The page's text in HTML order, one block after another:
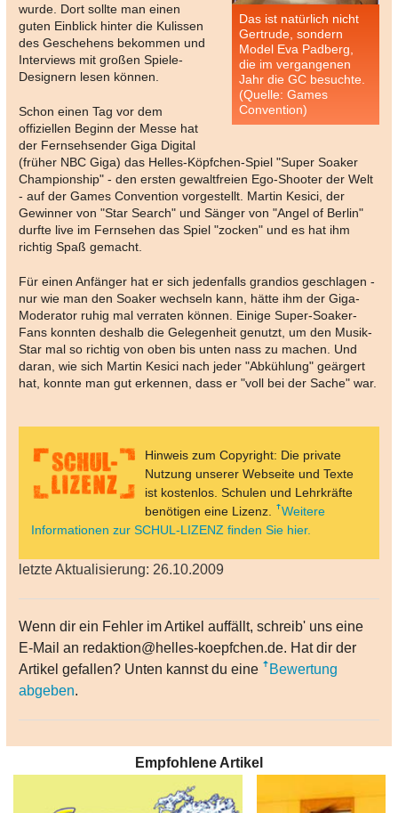
Das ist natürlich nicht
Gertrude, sondern
Model Eva Padberg,
die im vergangenen
Jahr die GC besuchte.
(Quelle: Games
Convention)
wurde. Dort sollte man einen
guten Einblick hinter die Kulissen
des Geschehens bekommen und
Interviews mit großen Spiele-
Designern lesen können.
Schon einen Tag vor dem
offiziellen Beginn der Messe hat
der Fernsehsender Giga Digital
(früher NBC Giga) das Helles-Köpfchen-Spiel "Super Soaker
Championship" - den ersten gewaltfreien Ego-Shooter der Welt
- auf der Games Convention vorgestellt. Martin Kesici, der
Gewinner von "Star Search" und Sänger von "Angel of Berlin"
durfte live im Fernsehen das Spiel "zocken" und es hat ihm
richtig Spaß gemacht.
Für einen Anfänger hat er sich jedenfalls grandios geschlagen -
nur wie man den Soaker wechseln kann, hätte ihm der Giga-
Moderator ruhig mal verraten können. Einige Super-Soaker-
Fans konnten deshalb die Gelegenheit genutzt, um den Musik-
Star mal so richtig von oben bis unten nass zu machen. Und
daran, wie sich Martin Kesici nach jeder "Abkühlung" geärgert
hat, konnte man gut erkennen, dass er "voll bei der Sache" war.
Hinweis zum Copyright: Die private
Nutzung unserer Webseite und Texte
ist kostenlos. Schulen und Lehrkräfte
benötigen eine Lizenz.
Weitere
Informationen zur SCHUL-LIZENZ finden Sie hier.
letzte Aktualisierung: 26.10.2009
Wenn dir ein Fehler im Artikel auffällt, schreib' uns eine
E-Mail an redaktion@helles-koepfchen.de. Hat dir der
Artikel gefallen? Unten kannst du eine
Bewertung
abgeben.
Empfohlene Artikel